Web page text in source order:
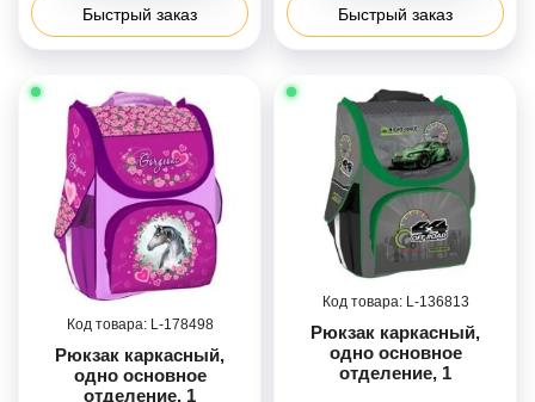
Быстрый заказ Быстрый заказ
178498
Рюкзак каркасный,
одно основное
отделение, 1
136813
Рюкзак каркасный,
одно основное
отделение, 1